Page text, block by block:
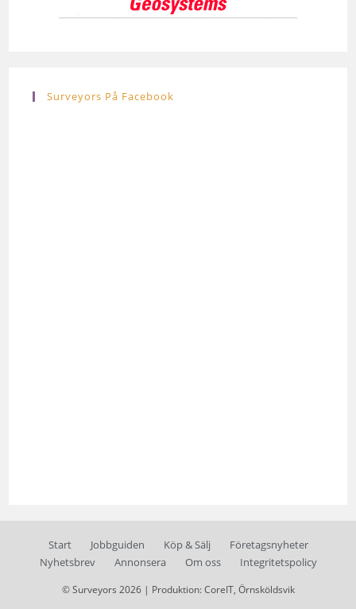
Surveyors På Facebook
Start Jobbguiden Köp & Sälj
Företagsnyheter
Nyhetsbrev
Annonsera Om oss Integritetspolicy
© Surveyors 2026 | Produktion: CoreIT, Örnsköldsvik